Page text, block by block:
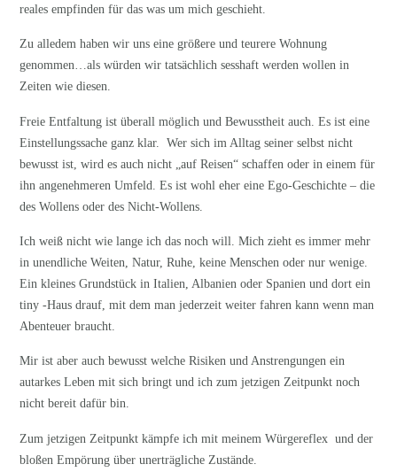
reales empfinden für das was um mich geschieht.
Zu alledem haben wir uns eine größere und teurere Wohnung
genommen…als würden wir tatsächlich sesshaft werden wollen in
Zeiten wie diesen.
Freie Entfaltung ist überall möglich und Bewusstheit auch. Es ist eine
Einstellungssache ganz klar. Wer sich im Alltag seiner selbst nicht
bewusst ist, wird es auch nicht „auf Reisen“ schaffen oder in einem für
ihn angenehmeren Umfeld. Es ist wohl eher eine Ego-Geschichte – die
des Wollens oder des Nicht-Wollens.
Ich weiß nicht wie lange ich das noch will. Mich zieht es immer mehr
in unendliche Weiten, Natur, Ruhe, keine Menschen oder nur wenige.
Ein kleines Grundstück in Italien, Albanien oder Spanien und dort ein
tiny -Haus drauf, mit dem man jederzeit weiter fahren kann wenn man
Abenteuer braucht.
Mir ist aber auch bewusst welche Risiken und Anstrengungen ein
autarkes Leben mit sich bringt und ich zum jetzigen Zeitpunkt noch
nicht bereit dafür bin.
Zum jetzigen Zeitpunkt kämpfe ich mit meinem Würgereflex und der
bloßen Empörung über unerträgliche Zustände.